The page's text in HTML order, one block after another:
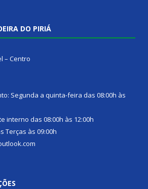
DO PIRIÁ
– Centro
Segunda a quinta-feira das 08:00h às
interno das 08:00h às 12:00h
Terças às 09:00h